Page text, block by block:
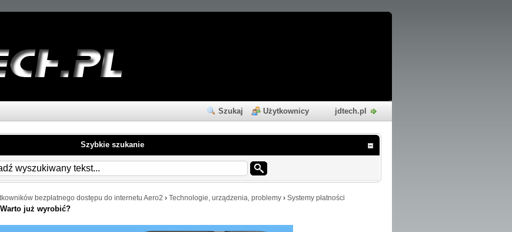
Szukaj Użytkownicy jdtech.pl
Szybkie szukanie
bezpłatnego dostępu do internetu Aero2 › Technologie, urządzenia, problemy › Systemy płatności
już wyrobić?